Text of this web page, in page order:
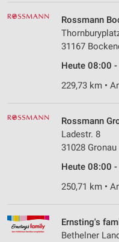
Rossmann
31167
Heute 08:00
229,73 km •
Rossmann
Ladestr. 8
31028 Gronau
Heute 08:00
250,71 km •
Ernsting's
Bethelner